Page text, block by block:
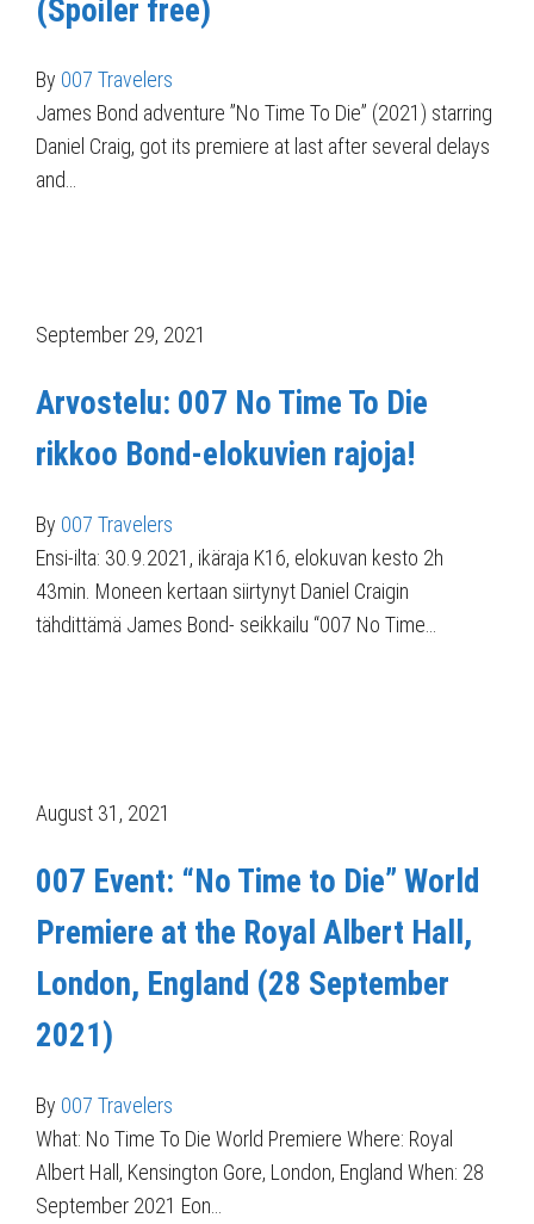
(Spoiler free)
By 007 Travelers
James Bond adventure ”No Time To Die” (2021) starring
Daniel Craig, got its premiere at last after several delays
and…
September 29, 2021
Arvostelu: 007 No Time To Die
rikkoo Bond-elokuvien rajoja!
By 007 Travelers
Ensi-ilta: 30.9.2021, ikäraja K16, elokuvan kesto 2h
43min. Moneen kertaan siirtynyt Daniel Craigin
tähdittämä James Bond- seikkailu “007 No Time…
August 31, 2021
007 Event: “No Time to Die” World
Premiere at the Royal Albert Hall,
London, England (28 September
2021)
By 007 Travelers
What: No Time To Die World Premiere Where: Royal
Albert Hall, Kensington Gore, London, England When: 28
September 2021 Eon…